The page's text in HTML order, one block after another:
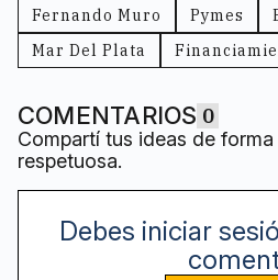
Fernando Muro Pymes
Mar Del Plata
COMENTARIOS 0
Compartí tus ideas de
respetuosa.
Debes iniciar